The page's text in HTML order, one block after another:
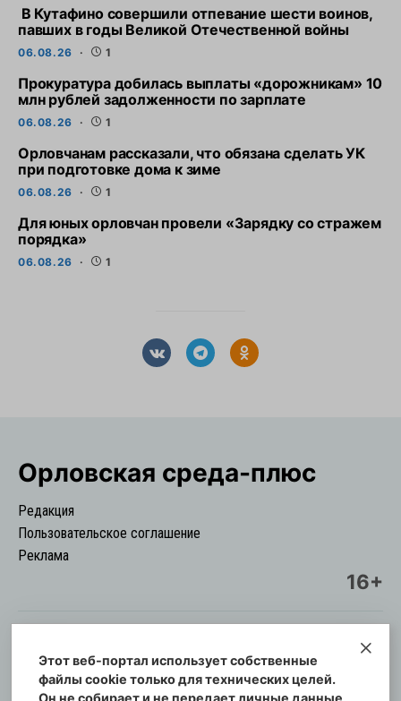
В Кутафино совершили отпевание шести воинов,
павших в годы Великой Отечественной войны
06.08.26 1
Прокуратура добилась выплаты «дорожникам» 10
млн рублей задолженности по зарплате
06.08.26 1
Орловчанам рассказали, что обязана сделать УК
при подготовке дома к зиме
06.08.26 1
Для юных орловчан провели «Зарядку со стражем
порядка»
06.08.26 1
Орловская cреда-плюс
Редакция
Пользовательское соглашение
Реклама
16+
© Информационный городской портал
Орловская cреда-плюс, 2021-2026
Этот веб-портал использует собственные
файлы cookie только для технических целей.
Он не собирает и не передает личные данные